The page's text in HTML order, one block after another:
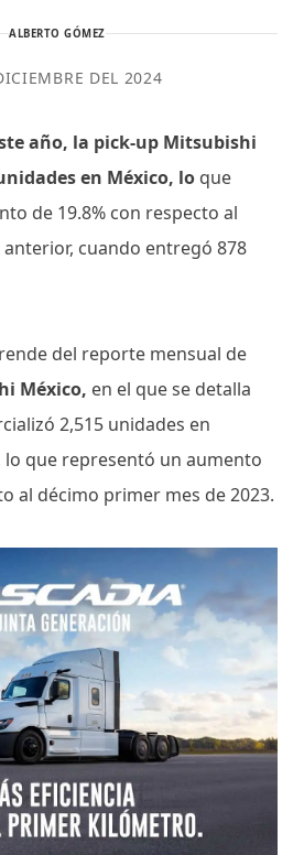
ALBERTO GÓMEZ
DEL 2024
año, la pick-up Mitsubishi
en México, lo que
de 19.8% con respecto al
cuando entregó 878
del reporte mensual de
México, en el que se detalla
2,515 unidades en
lo que representó un aumento
al décimo primer mes de 2023.